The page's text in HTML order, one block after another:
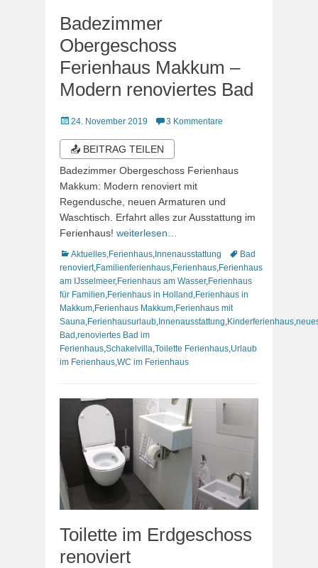
Badezimmer
Obergeschoss
Ferienhaus Makkum –
Modern renoviertes Bad
Veröffentlicht
24. November 2019 3 Kommentare
📤 BEITRAG TEILEN
Badezimmer Obergeschoss Ferienhaus
Makkum: Modern renoviert mit
Regendusche, neuen Armaturen und
Waschtisch. Erfahrt alles zur Ausstattung im
Ferienhaus! weiterlesen…
Kategorien
Aktuelles Ferienhaus Innenausstattung Schlagworte
Bad
renoviert, Familienferienhaus Ferienhaus Ferienhaus
am IJsselmeer, Ferienhaus am Wasser, Ferienhaus
für Familien Ferienhaus in Holland Ferienhaus in
Makkum Ferienhaus Makkum Ferienhaus mit
Sauna Ferienhausurlaub Innenausstattung Kinderferienhaus
Bad renoviertes Bad im
Ferienhaus Schakelvilla Toilette Ferienhaus Urlaub
im Ferienhaus WC im Ferienhaus
Toilette im Erdgeschoss
renoviert